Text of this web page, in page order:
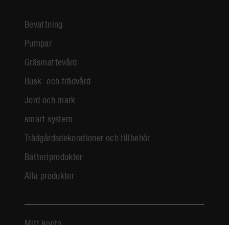
Bevattning
Pumpar
Gräsmattevård
Busk- och trädvård
Jord och mark
smart system
Trädgårdsdekorationer och tillbehör
Batteriprodukter
Alla produkter